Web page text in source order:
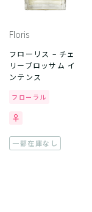
Floris
フローリス – チェ
リーブロッサム イ
ンテンス
フローラル
一部在庫なし